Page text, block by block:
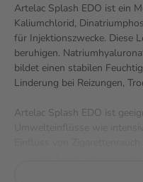
Artelac Splash EDO ist ein
Kaliumchlorid,
für Injektionszwecke. Diese
beruhigen.
bildet einen stabilen
Linderung bei Reizungen,
Artelac Splash EDO ist
Erfrischung und können